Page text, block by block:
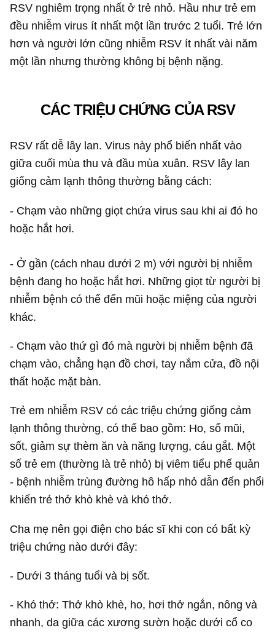
RSV nghiêm trọng nhất ở trẻ nhỏ. Hầu như trẻ em
đều nhiễm virus ít nhất một lần trước 2 tuổi. Trẻ lớn
hơn và người lớn cũng nhiễm RSV ít nhất vài năm
một lần nhưng thường không bị bệnh nặng.
CÁC TRIỆU CHỨNG CỦA RSV
RSV rất dễ lây lan. Virus này phổ biến nhất vào
giữa cuối mùa thu và đầu mùa xuân. RSV lây lan
giống cảm lạnh thông thường bằng cách:
- Chạm vào những giọt chứa virus sau khi ai đó ho
hoặc hắt hơi.
- Ở gần (cách nhau dưới 2 m) với người bị nhiễm
bệnh đang ho hoặc hắt hơi. Những giọt từ người bị
nhiễm bệnh có thể đến mũi hoặc miệng của người
khác.
- Chạm vào thứ gì đó mà người bị nhiễm bệnh đã
chạm vào, chẳng hạn đồ chơi, tay nắm cửa, đồ nội
thất hoặc mặt bàn.
Trẻ em nhiễm RSV có các triệu chứng giống cảm
lạnh thông thường, có thể bao gồm: Ho, sổ mũi,
sốt, giảm sự thèm ăn và năng lượng, cáu gắt. Một
số trẻ em (thường là trẻ nhỏ) bị viêm tiểu phế quản
- bệnh nhiễm trùng đường hô hấp nhỏ dẫn đến phổi
khiến trẻ thở khò khè và khó thở.
Cha mẹ nên gọi điện cho bác sĩ khi con có bất kỳ
triệu chứng nào dưới đây:
- Dưới 3 tháng tuổi và bị sốt.
- Khó thở: Thở khò khè, ho, hơi thở ngắn, nông và
nhanh, da giữa các xương sườn hoặc dưới cổ co